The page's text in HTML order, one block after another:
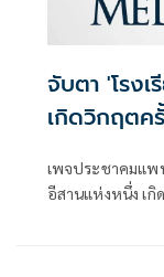
จับตา 'โรง
เกิดวิกฤตค
เพจประชาคมแพ
อีสานแห่งหนึ่ง เ